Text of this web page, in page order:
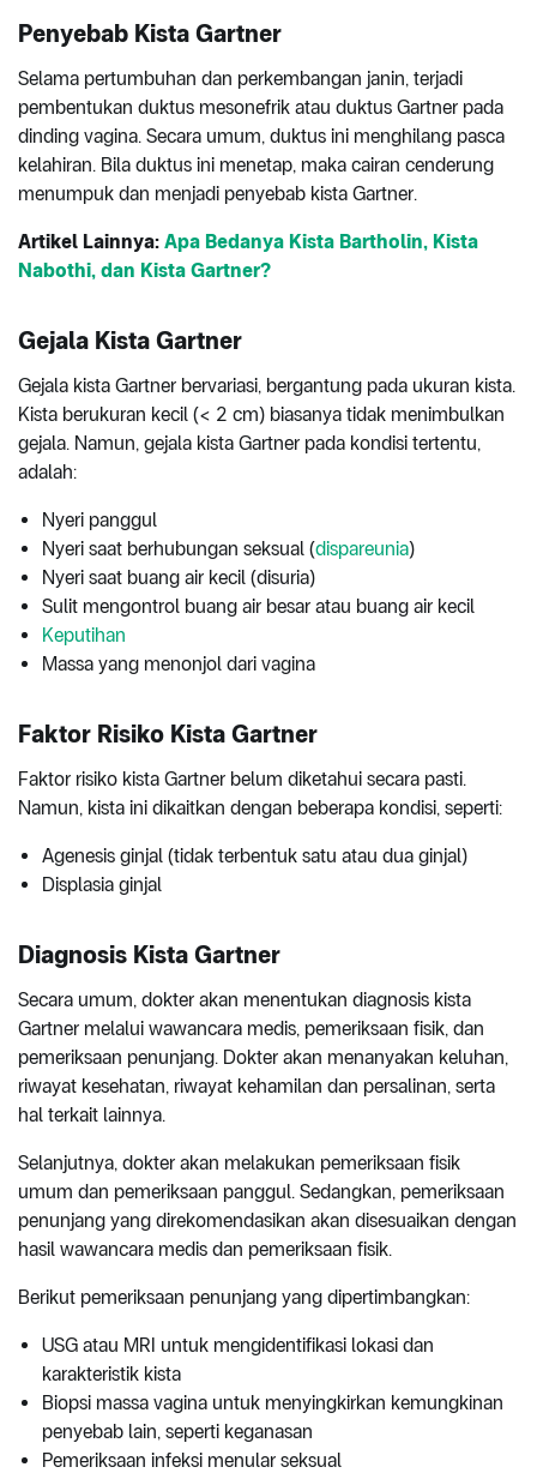
Penyebab Kista Gartner
Selama pertumbuhan dan perkembangan janin, terjadi
pembentukan duktus mesonefrik atau duktus Gartner pada
dinding vagina. Secara umum, duktus ini menghilang pasca
kelahiran. Bila duktus ini menetap, maka cairan cenderung
menumpuk dan menjadi penyebab kista Gartner.
Artikel Lainnya: Apa Bedanya Kista Bartholin, Kista
Nabothi, dan Kista Gartner?
Gejala Kista Gartner
Gejala kista Gartner bervariasi, bergantung pada ukuran kista.
Kista berukuran kecil (< 2 cm) biasanya tidak menimbulkan
gejala. Namun, gejala kista Gartner pada kondisi tertentu,
adalah:
Nyeri panggul
Nyeri saat berhubungan seksual (dispareunia)
Nyeri saat buang air kecil (disuria)
Sulit mengontrol buang air besar atau buang air kecil
Keputihan
Massa yang menonjol dari vagina
Faktor Risiko Kista Gartner
Faktor risiko kista Gartner belum diketahui secara pasti.
Namun, kista ini dikaitkan dengan beberapa kondisi, seperti:
Agenesis ginjal (tidak terbentuk satu atau dua ginjal)
Displasia ginjal
Diagnosis Kista Gartner
Secara umum, dokter akan menentukan diagnosis kista
Gartner melalui wawancara medis, pemeriksaan fisik, dan
pemeriksaan penunjang. Dokter akan menanyakan keluhan,
riwayat kesehatan, riwayat kehamilan dan persalinan, serta
hal terkait lainnya.
Selanjutnya, dokter akan melakukan pemeriksaan fisik
umum dan pemeriksaan panggul. Sedangkan, pemeriksaan
penunjang yang direkomendasikan akan disesuaikan dengan
hasil wawancara medis dan pemeriksaan fisik.
Berikut pemeriksaan penunjang yang dipertimbangkan:
USG atau MRI untuk mengidentifikasi lokasi dan
karakteristik kista
Biopsi massa vagina untuk menyingkirkan kemungkinan
penyebab lain, seperti keganasan
Pemeriksaan infeksi menular seksual